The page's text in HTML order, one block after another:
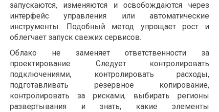
запускаются, изменяются и освобождаются через
интерфейс управления или автоматические
инструменты. Подобный метод упрощает рост и
облегчает запуск свежих сервисов.
Облако не заменяет ответственности за
проектирование. Следует контролировать
подключениями, контролировать расходы,
подготавливать резервное копирование,
контролировать за рисками, выбирать регионы
развертывания и знать, какие элементы